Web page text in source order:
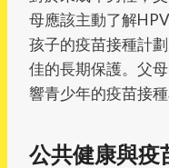
母應該主動了解
孩子的疫苗接種計
佳的長期保護。父
響青少年的疫苗接種
公共健康與疫